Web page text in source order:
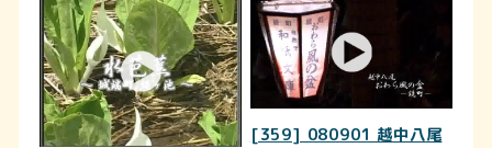
[359] 080901 越中八尾